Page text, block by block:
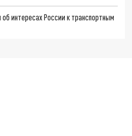
интересах России к транспортным